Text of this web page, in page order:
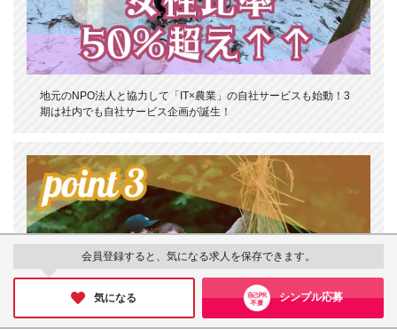
地元のNPO法人と協力して「IT×農業」の自社サービスも始動！3
期は社内でも自社サービス企画が誕生！
会員登録すると、気になる求人を保存できます。
気になる シンプル応募